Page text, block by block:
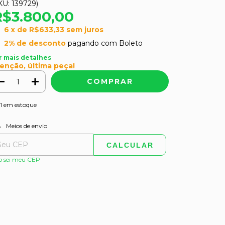
139729)
6 x de R$633,33 sem juros
2% de descontopagando com Boleto
mais detalhes
última peça!
1 em estoque
para o CEP:
Meios de envio
CALCULAR
sei meu CEP